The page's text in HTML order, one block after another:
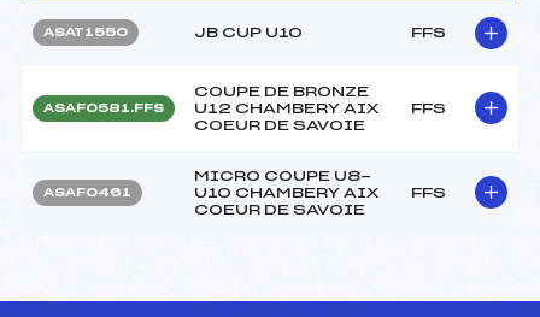
ASAT1550 JB CUP U10 FFS
ASAF0581.FFS
COUPE DE BRONZE
U12 CHAMBERY AIX
COEUR DE SAVOIE
FFS
ASAF0461
MICRO COUPE U8-
U10 CHAMBERY AIX
COEUR DE SAVOIE
FFS